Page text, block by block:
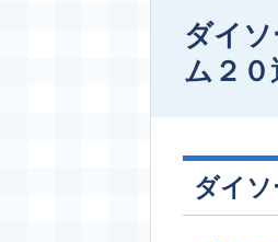
ダイ
ム２
ダイ